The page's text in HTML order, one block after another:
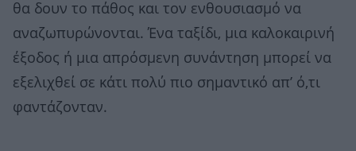
θα δουν το πάθος και τον ενθουσιασμό να
αναζωπυρώνονται. Ένα ταξίδι, μια καλοκαιρινή
έξοδος ή μια απρόσμενη συνάντηση μπορεί να
εξελιχθεί σε κάτι πολύ πιο σημαντικό απ’ ό,τι
φαντάζονταν.